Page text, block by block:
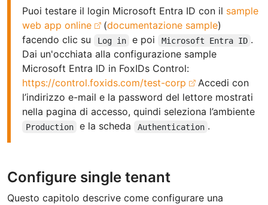
Puoi testare il login Microsoft Entra ID con il sample
web app online
(documentazione sample)
facendo clic su
Log in e poi Microsoft Entra ID .
Dai un'occhiata alla configurazione sample
Microsoft Entra ID in FoxIDs Control:
https://control.foxids.com/test-corp
Accedi con
l’indirizzo e-mail e la password del lettore mostrati
nella pagina di accesso, quindi seleziona l’ambiente
Production e la scheda Authentication .
Configure single tenant
Questo capitolo descrive come configurare una